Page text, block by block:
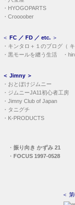
・ HYOGOPARTS
・ Croooober
＜ FC ／ FD ／ etc. ＞
・ キンタロ＋１のブログ （
・ 黒モールを纏う生活 ・
＜ Jimny ＞
・ おとぼけジムニー
・ ジムニーJA11初心者工房
・ Jimny Club of Japan
・ タニグチ
・ K-PRODUCTS
・ 振り向き かずみ 21
・ FOCUS 1997-0528
＜